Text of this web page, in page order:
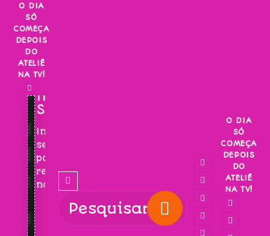
Skip
content
O DIA
SÓ
COMEÇA
DEPOIS
DO
ATELIÊ
NA TV!
INSCREVA-
SE!
Inscreva-
se
para
receber
novidades!
O DIA
SÓ
COMEÇA
DEPOIS
DO
ATELIÊ
NA TV!